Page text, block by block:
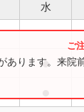
水
●
ります。来院